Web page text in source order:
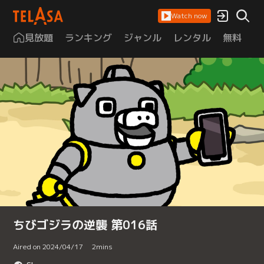
Watch now
見放題 ランキング ジャンル レンタル 無料
ちびゴジラの逆襲 第016話
Aired on 2024/04/17 2mins